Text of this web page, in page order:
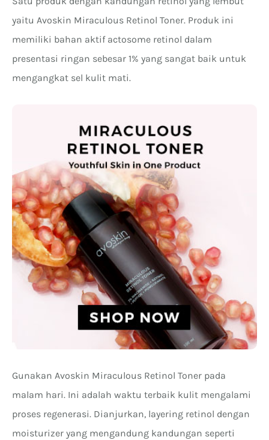
yaitu Avoskin Miraculous Retinol Toner. Produk ini
memiliki bahan aktif actosome retinol dalam
presentasi ringan sebesar 1% yang sangat baik untuk
mengangkat sel kulit mati.
Gunakan Avoskin Miraculous Retinol Toner pada
malam hari. Ini adalah waktu terbaik kulit mengalami
proses regenerasi. Dianjurkan, layering retinol dengan
moisturizer yang mengandung kandungan seperti